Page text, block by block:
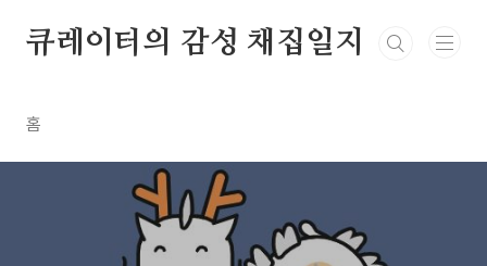
큐레이터의 감성 채집일지
홈